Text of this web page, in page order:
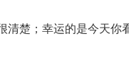
清楚；幸运的是今天你